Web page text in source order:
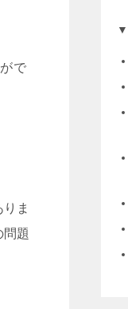
で
ま
題
▼